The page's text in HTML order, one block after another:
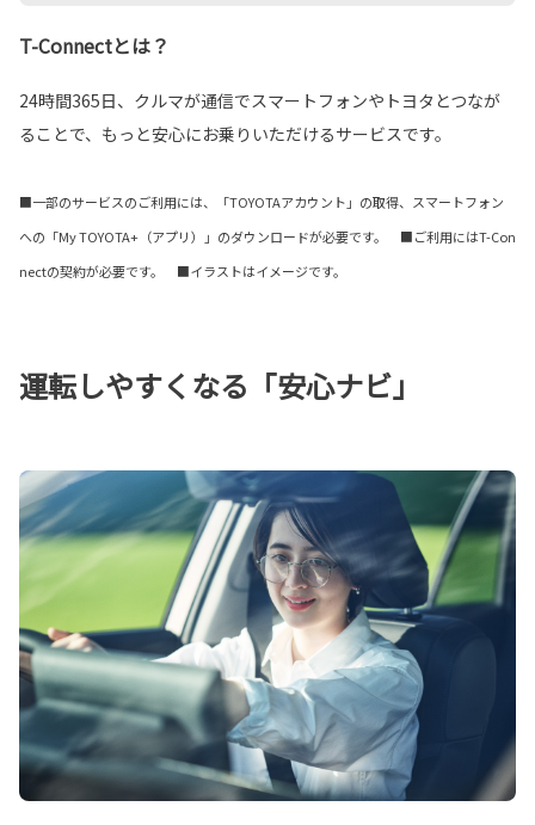
T-Connectとは？
24時間365日、クルマが通信でスマートフォンやトヨタとつなが
ることで、もっと安心にお乗りいただけるサービスです。
■一部のサービスのご利用には、「TOYOTAアカウント」の取得、スマートフォン
への「My TOYOTA+（アプリ）」のダウンロードが必要です。 ■ご利用にはT-Con
nectの契約が必要です。 ■イラストはイメージです。
運転しやすくなる「安心ナビ」